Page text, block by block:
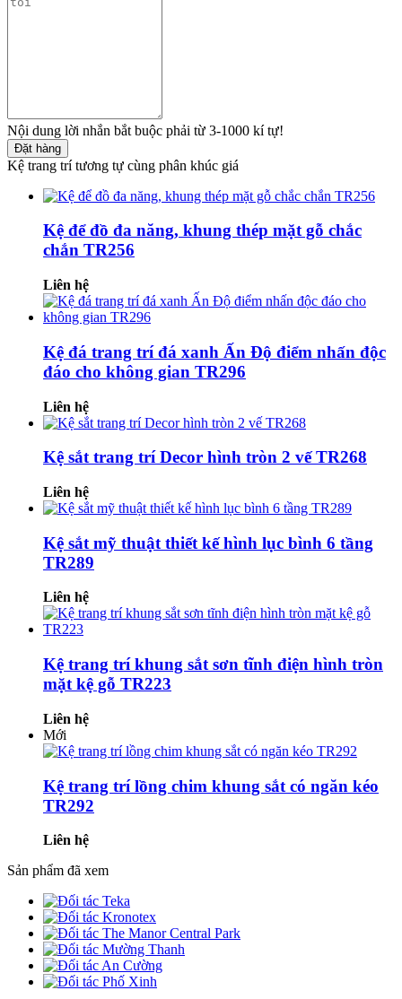
Nội dung lời nhắn bắt buộc phải từ 3-1000 kí tự!
Đặt hàng
Kệ trang trí tương tự cùng phân khúc giá
Kệ để đồ đa năng, khung thép mặt gỗ chắc
chắn TR256
Liên hệ
Kệ đá trang trí đá xanh Ấn Độ điểm nhấn độc
đáo cho không gian TR296
Liên hệ
Kệ sắt trang trí Decor hình tròn 2 vế TR268
Liên hệ
Kệ sắt mỹ thuật thiết kế hình lục bình 6 tầng
TR289
Liên hệ
Kệ trang trí khung sắt sơn tĩnh điện hình tròn
mặt kệ gỗ TR223
Liên hệ
Mới
Kệ trang trí lồng chim khung sắt có ngăn kéo
TR292
Liên hệ
Sản phẩm đã xem